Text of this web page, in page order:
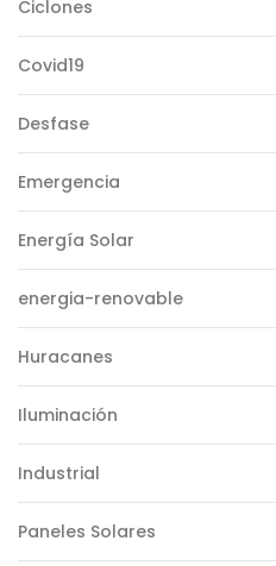
Ciclones
Covid19
Desfase
Emergencia
Energía Solar
energia-renovable
Huracanes
Iluminación
Industrial
Paneles Solares